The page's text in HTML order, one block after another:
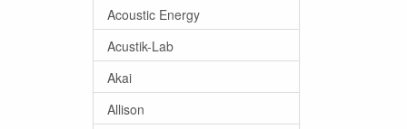
Acoustic Energy
Acustik-Lab
Akai
Allison